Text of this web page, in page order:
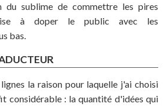
du sublime de commettre les pires
à doper le public avec les
bas.
lignes la raison pour laquelle j'ai choisi
considérable : la quantité d'idées qui